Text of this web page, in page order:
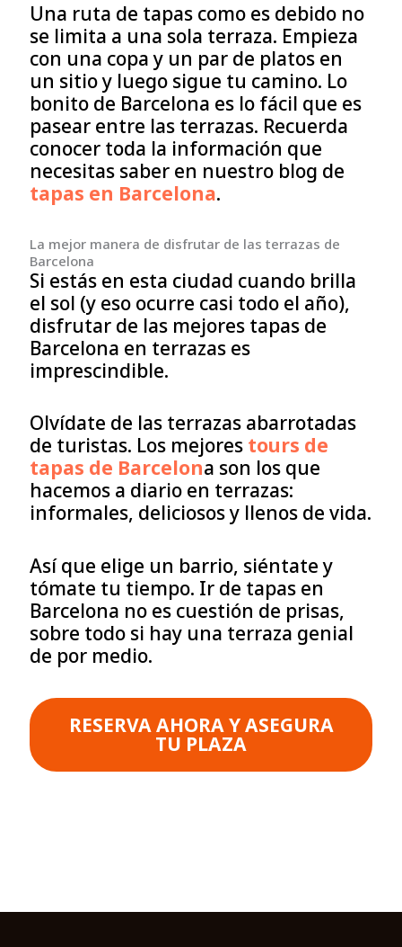
Una ruta de tapas como es debido no
se limita a una sola terraza. Empieza
con una copa y un par de platos en
un sitio y luego sigue tu camino. Lo
bonito de Barcelona es lo fácil que es
pasear entre las terrazas. Recuerda
conocer toda la información que
necesitas saber en nuestro blog de
tapas en Barcelona.
La mejor manera de disfrutar de las terrazas de
Barcelona
Si estás en esta ciudad cuando brilla
el sol (y eso ocurre casi todo el año),
disfrutar de las mejores tapas de
Barcelona en terrazas es
imprescindible.
Olvídate de las terrazas abarrotadas
de turistas. Los mejores tours de
tapas de Barcelona son los que
hacemos a diario en terrazas:
informales, deliciosos y llenos de vida.
Así que elige un barrio, siéntate y
tómate tu tiempo. Ir de tapas en
Barcelona no es cuestión de prisas,
sobre todo si hay una terraza genial
de por medio.
RESERVA AHORA Y ASEGURA
TU PLAZA